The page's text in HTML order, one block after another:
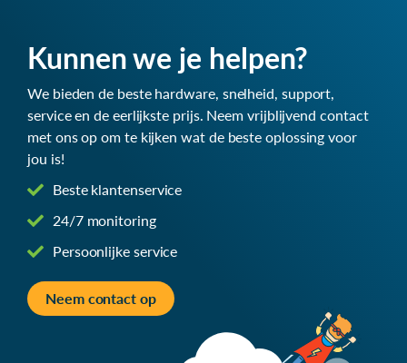
Kunnen we je helpen?
We bieden de beste hardware, snelheid, support,
service en de eerlijkste prijs. Neem vrijblijvend contact
met ons op om te kijken wat de beste oplossing voor
jou is!
Beste klantenservice
24/7 monitoring
Persoonlijke service
Neem contact op